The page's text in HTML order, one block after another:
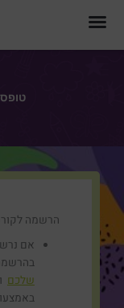
לתוכן
הרשמה
אם
שלכם